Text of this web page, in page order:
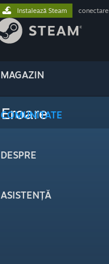
MAGAZIN
COMUNITATE
DESPRE
ASISTENȚĂ
Instalează Steam conectare
Eroare